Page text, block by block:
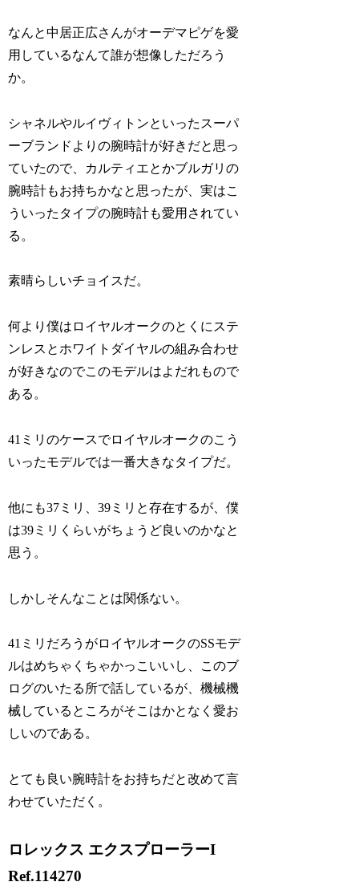
なんと中居正広さんがオーデマピゲを愛
用しているなんて誰が想像しただろう
か。
シャネルやルイヴィトンといったスーパ
ーブランドよりの腕時計が好きだと思っ
ていたので、カルティエとかブルガリの
腕時計もお持ちかなと思ったが、実はこ
ういったタイプの腕時計も愛用されてい
る。
素晴らしいチョイスだ。
何より僕はロイヤルオークのとくにステ
ンレスとホワイトダイヤルの組み合わせ
が好きなのでこのモデルはよだれもので
ある。
41ミリのケースでロイヤルオークのこう
いったモデルでは一番大きなタイプだ。
他にも37ミリ、39ミリと存在するが、僕
は39ミリくらいがちょうど良いのかなと
思う。
しかしそんなことは関係ない。
41ミリだろうがロイヤルオークのSSモデ
ルはめちゃくちゃかっこいいし、このブ
ログのいたる所で話しているが、機械機
械しているところがそこはかとなく愛お
しいのである。
とても良い腕時計をお持ちだと改めて言
わせていただく。
ロレックス エクスプローラーI
Ref.114270